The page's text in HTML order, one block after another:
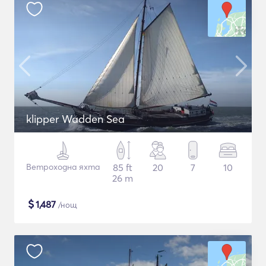
klipper Wadden Sea
Ветроходна яхта
85 ft
26 m
20 7 10
$1,487 /нощ